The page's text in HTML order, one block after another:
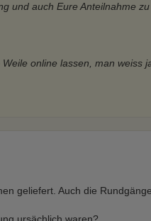
und auch Eure Anteilnahme zu
online lassen, man weiss
geliefert. Auch die